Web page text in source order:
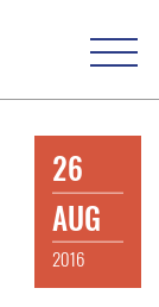
26
AUG
2016